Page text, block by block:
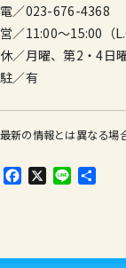
電／023-676-4368
営／11:00〜15:00（
休／月曜、第2・4日
駐／有
最新の情報とは異なる場
F
X
L